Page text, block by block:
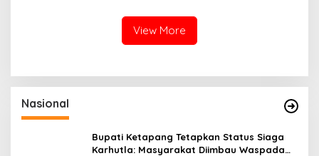
View More
Nasional
Bupati Ketapang Tetapkan Status Siaga
Karhutla: Masyarakat Diimbau Waspada